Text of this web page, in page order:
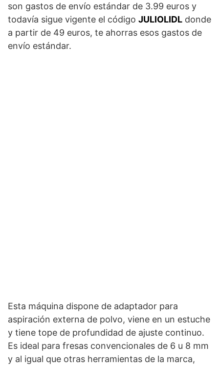
son gastos de envío estándar de 3.99 euros y
todavía sigue vigente el código JULIOLIDL donde
a partir de 49 euros, te ahorras esos gastos de
envío estándar.
Esta máquina dispone de adaptador para
aspiración externa de polvo, viene en un estuche
y tiene tope de profundidad de ajuste continuo.
Es ideal para fresas convencionales de 6 u 8 mm
y al igual que otras herramientas de la marca,